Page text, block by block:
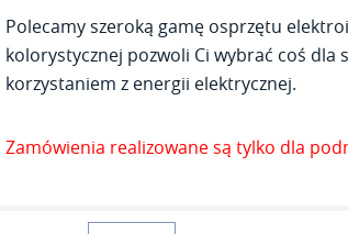
Polecamy szeroką gamę osprzętu
kolorystycznej pozwoli Ci wybrać coś dla
korzystaniem z energii elektrycznej.
Zamówienia realizowane są tylko dla